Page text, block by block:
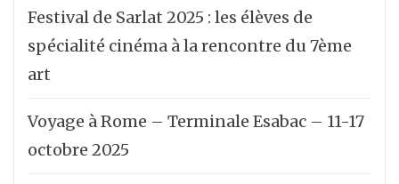
Festival de Sarlat 2025 : les élèves de
spécialité cinéma à la rencontre du 7ème
art
Voyage à Rome – Terminale Esabac – 11-17
octobre 2025